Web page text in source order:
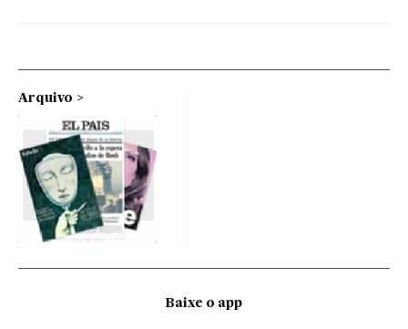
Arquivo
Baixe o app